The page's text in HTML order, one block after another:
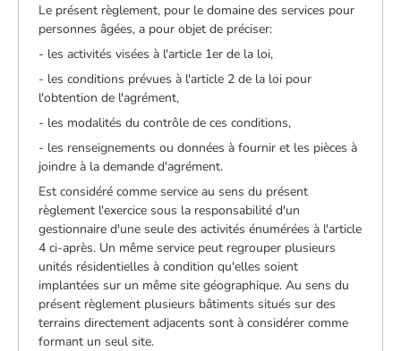
Le présent règlement, pour le domaine des services pour
personnes âgées, a pour objet de préciser:
- les activités visées à l'article 1er de la loi,
- les conditions prévues à l'article 2 de la loi pour
l'obtention de l'agrément,
- les modalités du contrôle de ces conditions,
- les renseignements ou données à fournir et les pièces à
joindre à la demande d'agrément.
Est considéré comme service au sens du présent
règlement l'exercice sous la responsabilité d'un
gestionnaire d'une seule des activités énumérées à l'article
4 ci-après. Un même service peut regrouper plusieurs
unités résidentielles à condition qu'elles soient
implantées sur un même site géographique. Au sens du
présent règlement plusieurs bâtiments situés sur des
terrains directement adjacents sont à considérer comme
formant un seul site.